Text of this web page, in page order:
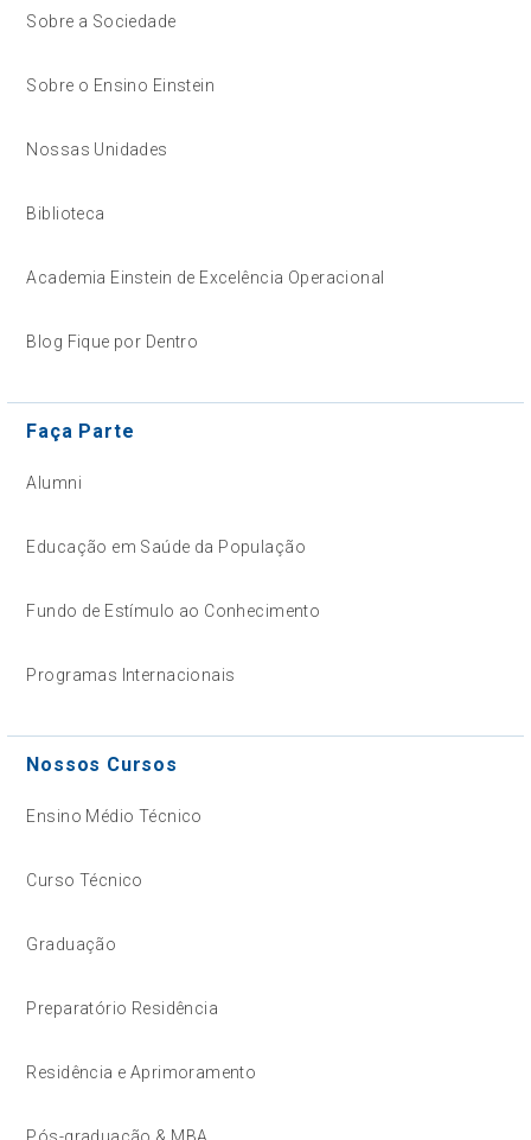
Sobre a Sociedade
Sobre o Ensino Einstein
Nossas Unidades
Biblioteca
Academia Einstein de Excelência Operacional
Blog Fique por Dentro
Faça Parte
Alumni
Educação em Saúde da População
Fundo de Estímulo ao Conhecimento
Programas Internacionais
Nossos Cursos
Ensino Médio Técnico
Curso Técnico
Graduação
Preparatório Residência
Residência e Aprimoramento